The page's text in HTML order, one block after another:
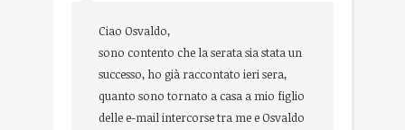
Ciao Osvaldo,
sono contento che la serata sia stata un
successo, ho già raccontato ieri sera,
quanto sono tornato a casa a mio figlio
delle e-mail intercorse tra me e Osvaldo